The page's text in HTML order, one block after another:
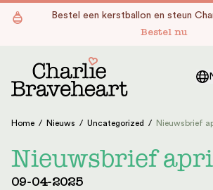
Ga naar de inhoudBestel een kerstballon en steun
Bestel nu
Home / Nieuws / Uncategorized / Nieuwsbrief
Nieuwsbrief
09-04-2025